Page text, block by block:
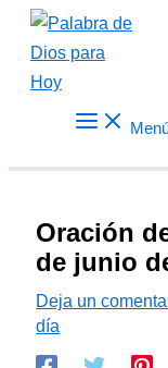
contenido
Oración
de junio
Deja un
día